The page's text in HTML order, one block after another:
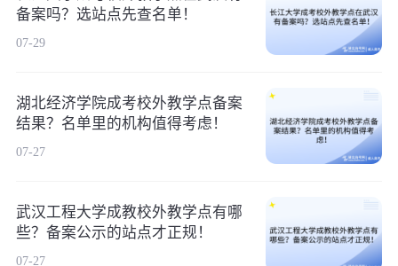
备案吗？选站点先查名单！
07-29
湖北经济学院成考校外教学点备案
结果？名单里的机构值得考虑！
07-27
武汉工程大学成教校外教学点有哪
些？备案公示的站点才正规！
07-27